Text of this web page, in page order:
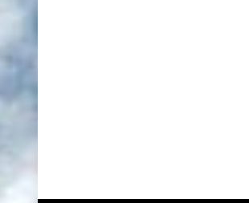
منذ 3 أشهر تقريبا